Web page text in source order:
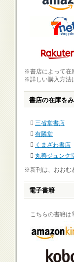
※書店によって在
※詳しい購入方法
書店の在庫を
三省堂書店
有隣堂
くまざわ書店
丸善ジュンク
※新刊は、おおむ
電子書籍
こちらの書籍は